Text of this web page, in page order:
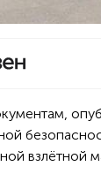
взлётной